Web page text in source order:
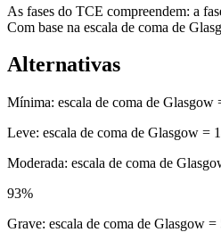
As fases do TCE compreendem: a
Com base na escala de coma de
Alternativas
Mínima: escala de coma de Glasgow
Leve: escala de coma de Glasgow =
Moderada: escala de coma de
93%
Grave: escala de coma de Glasgow =